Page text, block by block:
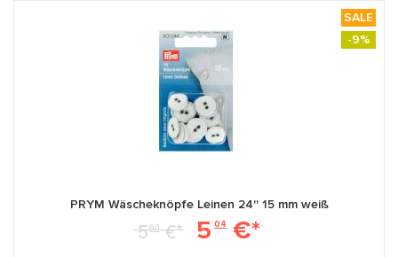
SALE
-9%
PRYM Wäscheknöpfe Leinen 24'' 15 mm weiß
560€* 5 04 €*